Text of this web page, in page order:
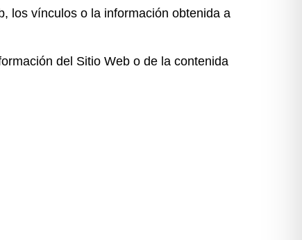
los vínculos o la información obtenida a
del Sitio Web o de la contenida